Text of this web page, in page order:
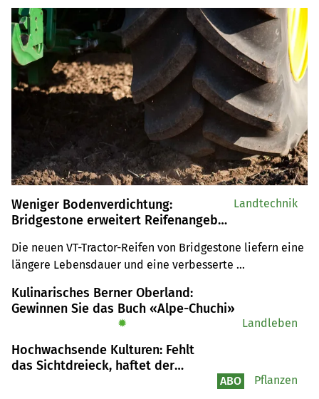
Weniger Bodenverdichtung:
Bridgestone erweitert Reifenangebot
Die neuen VT-Tractor-Reifen von Bridgestone liefern eine
längere Lebensdauer und eine verbesserte
Bodenverdichtung verringern.
Landtechnik
Kulinarisches Berner Oberland:
Gewinnen Sie das Buch «Alpe-Chuchi»
✹ Landleben
Hochwachsende Kulturen: Fehlt
das Sichtdreieck, haftet der
ABO Pflanzen